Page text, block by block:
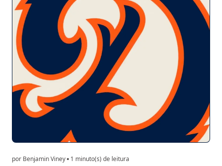
por Benjamin Viney 1 minuto(s) de leitura